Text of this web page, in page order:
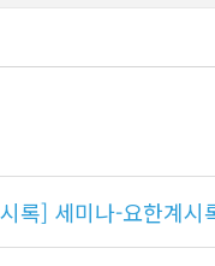
록] 세미나-요한계시